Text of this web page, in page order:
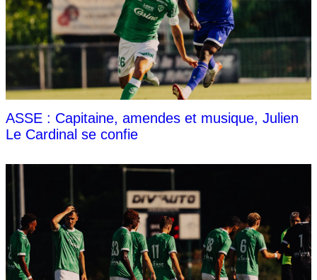
ASSE : Capitaine, amendes et musique, Julien
Le Cardinal se confie